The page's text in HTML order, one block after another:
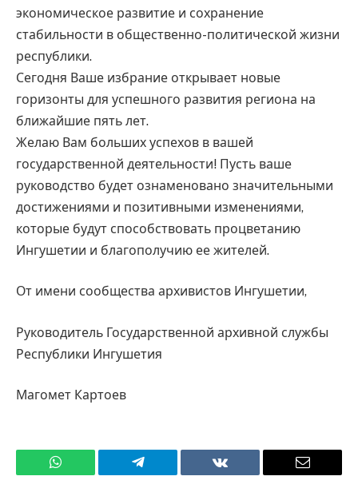
экономическое развитие и сохранение
стабильности в общественно-политической жизни
республики.
Сегодня Ваше избрание открывает новые
горизонты для успешного развития региона на
ближайшие пять лет.
Желаю Вам больших успехов в вашей
государственной деятельности! Пусть ваше
руководство будет ознаменовано значительными
достижениями и позитивными изменениями,
которые будут способствовать процветанию
Ингушетии и благополучию ее жителей.
От имени сообщества архивистов Ингушетии,
Руководитель Государственной архивной службы
Республики Ингушетия
Магомет Картоев
WhatsApp Телеграмм ВКонтакте